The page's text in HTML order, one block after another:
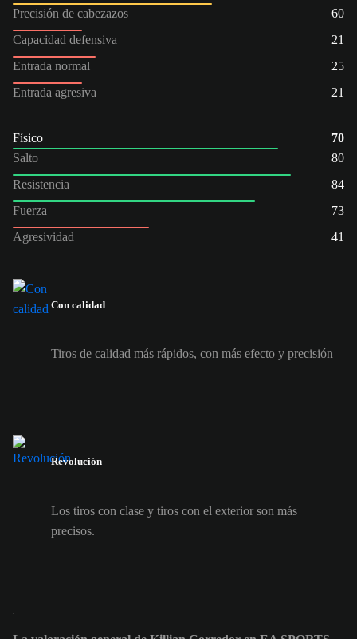
Precisión de cabezazos
60
Capacidad defensiva
21
Entrada normal
25
Entrada agresiva
21
Físico
70
Salto
80
Resistencia
84
Fuerza
73
Agresividad
41
Con calidad
Tiros de calidad más rápidos, con más efecto y precisión
Revolución
Los tiros con clase y tiros con el exterior son más
precisos.